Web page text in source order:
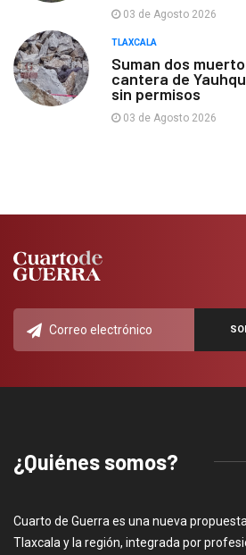
03 de Agosto 2026
TLAXCALA
Suman dos
cantera de
sin permisos
03 de Agosto 2026
¿Quiénes somos?
Cuarto de Guerra es una nueva
Tlaxcala y la región, integrada por